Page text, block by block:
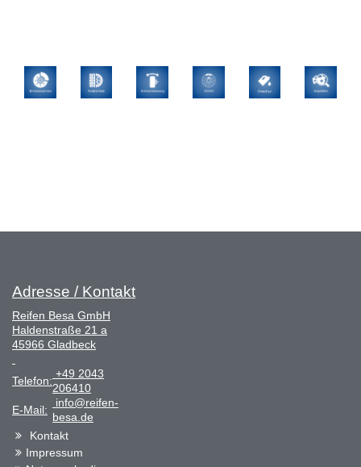
Adresse / Kontakt
Reifen Besa GmbH
Haldenstraße 21 a
45966 Gladbeck
Telefon:
+49 2043
206410
E-Mail:
info@reifen-
besa.de
Kontakt
Impressum